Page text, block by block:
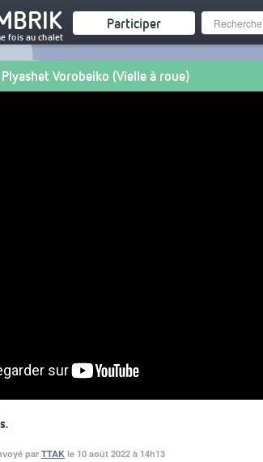
fois au chalet
Participer
Vorobeiko (Vielle à roue)
par TTAK le 10 août 2022 à 14h13